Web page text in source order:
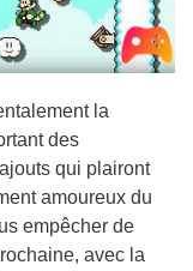
la
des
qui plairont
amoureux du
empêcher de
avec la